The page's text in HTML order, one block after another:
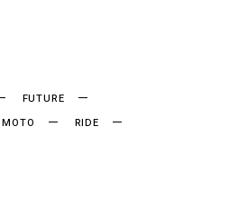
FUTURE
MOTO
RIDE